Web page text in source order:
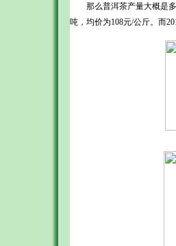
那么普洱茶产量大概是多
吨，均价为108元/公斤。而